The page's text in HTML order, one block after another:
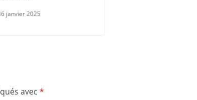
6 janvier 2025
avec *